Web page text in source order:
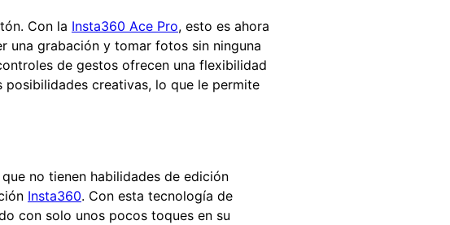
Con la Insta360 Ace Pro, esto es ahora
una grabación y tomar fotos sin ninguna
de gestos ofrecen una flexibilidad
creativas, lo que le permite
no tienen habilidades de edición
Insta360. Con esta tecnología de
con solo unos pocos toques en su